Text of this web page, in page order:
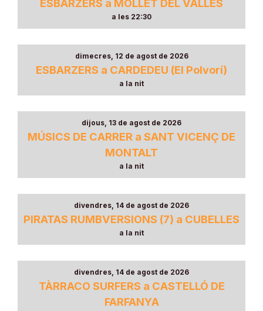
ESBARZERS a MOLLET DEL VALLÈS
a les 22:30
dimecres, 12 de agost de 2026
ESBARZERS a CARDEDEU (El Polvorí)
a la nit
dijous, 13 de agost de 2026
MÚSICS DE CARRER a SANT VICENÇ DE
MONTALT
a la nit
divendres, 14 de agost de 2026
PIRATAS RUMBVERSIONS (7) a CUBELLES
a la nit
divendres, 14 de agost de 2026
TÀRRACO SURFERS a CASTELLÓ DE
FARFANYA